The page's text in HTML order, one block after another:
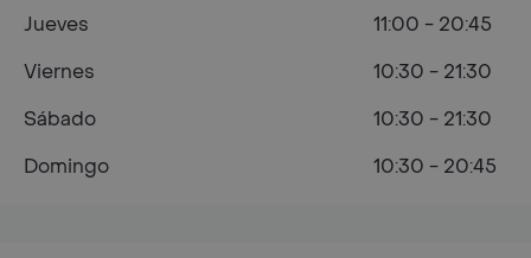
Jueves
11:00 - 20:45
Viernes
10:30 - 21:30
Sábado
10:30 - 21:30
Domingo
10:30 - 20:45